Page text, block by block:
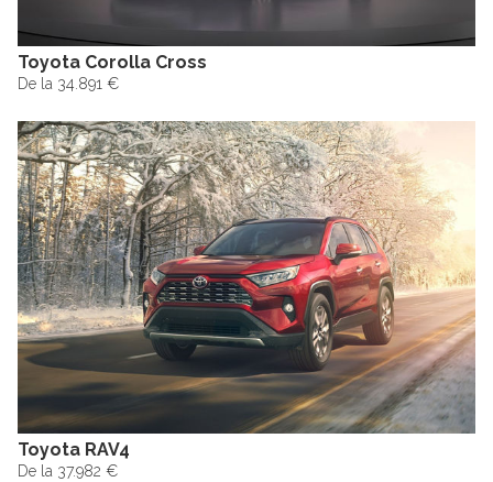
Toyota Corolla Cross
De la 34.891 €
Toyota RAV4
De la 37.982 €